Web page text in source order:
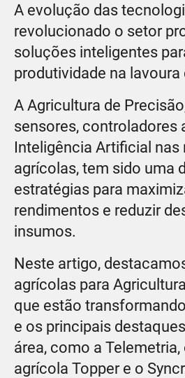
A evolução das
revolucionado o setor
soluções inteligentes
produtividade na lavoura
A Agricultura de
sensores, controladores
Inteligência Artificial nas
agrícolas, tem sido uma
estratégias para
rendimentos e reduzir
insumos.
Neste artigo,
agrícolas para
que estão
e os principais
área, como a
agrícola Topper e o